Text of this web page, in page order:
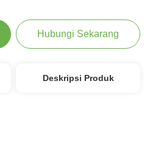
Hubungi Sekarang
Deskripsi Produk